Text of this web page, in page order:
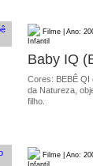
Filme | Ano:
Infantil
Baby IQ
Cores: BEBÊ QI
da Natureza,
filho.
Filme | Ano:
Infantil